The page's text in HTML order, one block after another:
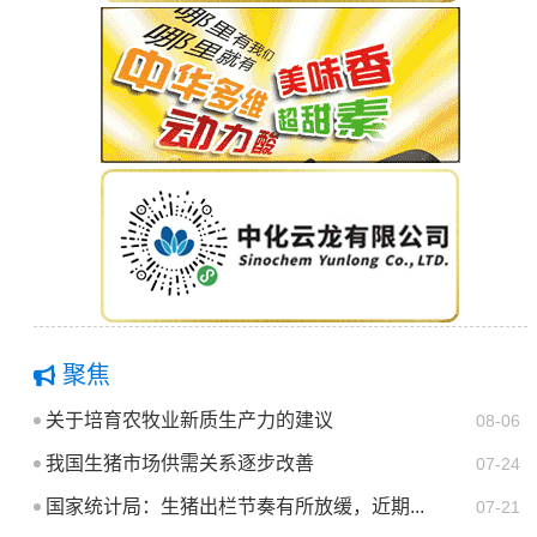
聚焦
08-06
关于培育农牧业新质生产力的建议
07-24
我国生猪市场供需关系逐步改善
07-21
国家统计局：生猪出栏节奏有所放缓，近期...